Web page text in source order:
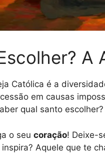
A
Católica é a
em causas
qual santo escolher?
o seu coração! Deixe-
Aquele que te